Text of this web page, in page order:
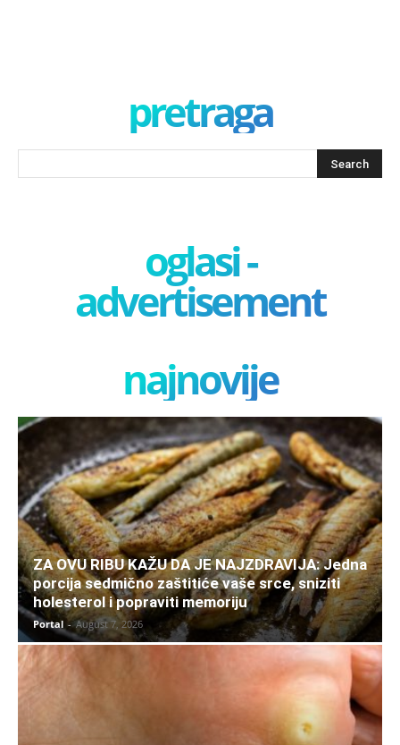
pretraga
oglasi -
advertisement
najnovije
ZA OVU RIBU KAŽU DA JE NAJZDRAVIJA: Jedna
porcija sedmično zaštitiće vaše srce, sniziti
holesterol i popraviti memoriju
Portal - August 7, 2026